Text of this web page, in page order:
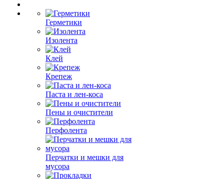
Герметики
Изолента
Клей
Крепеж
Паста и лен-коса
Пены и очистители
Перфолента
Перчатки и мешки для
мусора